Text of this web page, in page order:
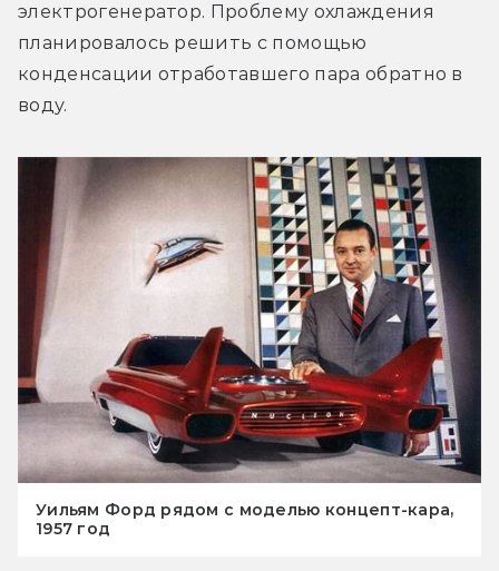
электрогенератор. Проблему охлаждения
планировалось решить с помощью
конденсации отработавшего пара обратно в
воду.
Уильям Форд рядом с моделью концепт-кара,
1957 год